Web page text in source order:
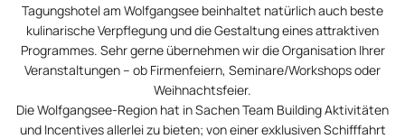
Tagungshotel am Wolfgangsee beinhaltet natürlich auch beste
kulinarische Verpflegung und die Gestaltung eines attraktiven
Programmes. Sehr gerne übernehmen wir die Organisation Ihrer
Veranstaltungen – ob Firmenfeiern, Seminare/Workshops oder
Weihnachtsfeier.
Die Wolfgangsee-Region hat in Sachen Team Building Aktivitäten
und Incentives allerlei zu bieten; von einer exklusiven Schifffahrt